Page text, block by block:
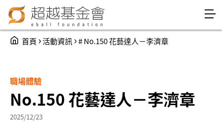
Jump to Navigation
Jump to Main content
You are here
首頁 ›活動資訊 ›# No.150 花藝達人－李濟章
職場體驗
No.150 花藝達人－李濟章
2025/12/23